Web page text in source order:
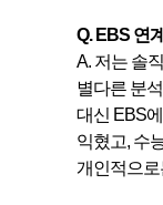
Q.EBS 연
A. 저는 솔
별다른 분
대신 EBS
익혔고, 수
개인적으로